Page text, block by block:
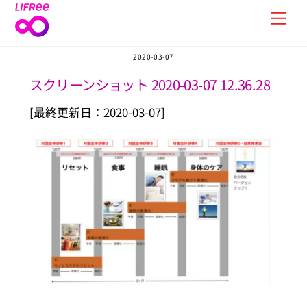
Skip
2020-03-07
スクリーンショット 2020-03-07 12.36.28
[最終更新日：2020-03-07]